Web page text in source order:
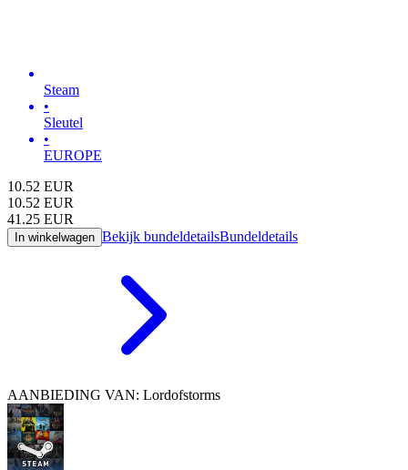
Steam
•
Sleutel
•
EUROPE
10.52 EUR
10.52 EUR
41.25 EUR
In winkelwagen Bekijk bundeldetailsBundeldetails
AANBIEDING VAN: Lordofstorms